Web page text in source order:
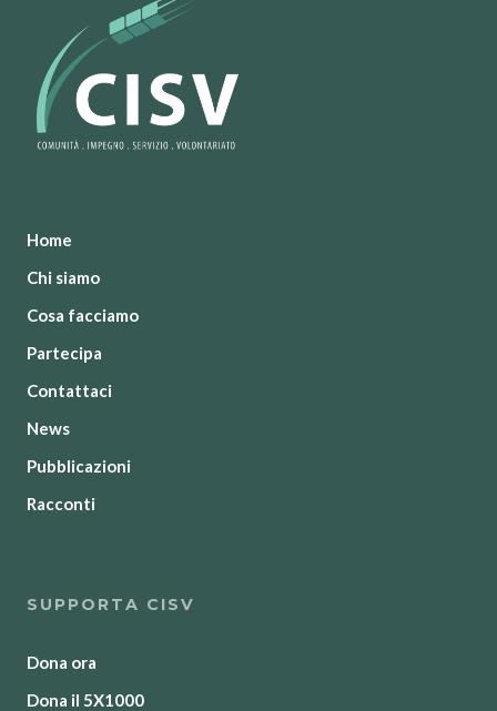
Home
Chi siamo
Cosa facciamo
Partecipa
Contattaci
News
Pubblicazioni
Racconti
SUPPORTA CISV
Dona ora
Dona il 5X1000